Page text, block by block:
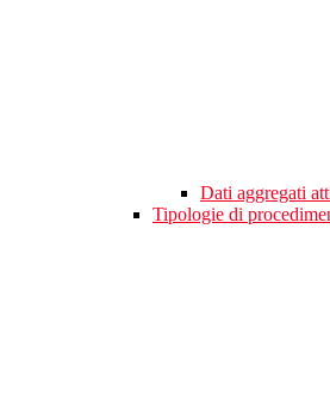
Dati aggregati
Tipologie di